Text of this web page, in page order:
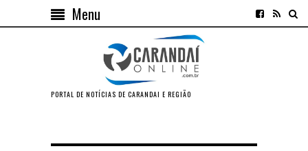
Menu
PORTAL DE NOTÍCIAS DE CARANDAI E REGIÃO